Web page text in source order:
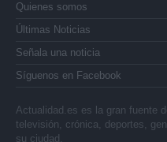
Quienes somos
Últimas Noticias
Señala una noticia
Síguenos en Facebook
Actualidad.es es la gran fuente
televisión, crónica, deportes,
su ciudad.